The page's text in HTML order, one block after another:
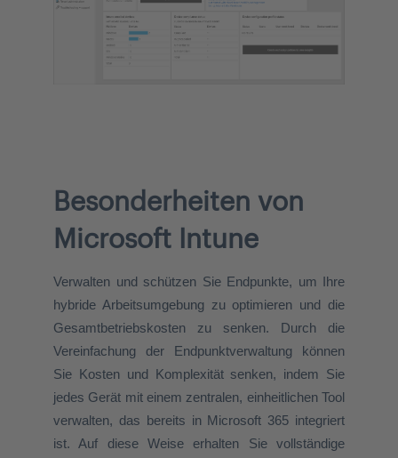
Besonderheiten von
Microsoft Intune
Verwalten und schützen Sie Endpunkte, um Ihre
hybride Arbeitsumgebung zu optimieren und die
Gesamtbetriebskosten zu senken. Durch die
Vereinfachung der Endpunktverwaltung können
Sie Kosten und Komplexität senken, indem Sie
jedes Gerät mit einem zentralen, einheitlichen Tool
verwalten, das bereits in Microsoft 365 integriert
ist. Auf diese Weise erhalten Sie vollständige